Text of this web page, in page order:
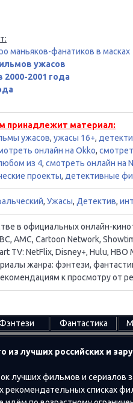
маньяков-фанатиков в масках
ужасов
2001 года
принадлежит материал:
ужасов, ужасы 16+,
онлайн на Okko,
из 4, смотреть онлайн на
проекты, детективные
, Ужасы, Детектив,
в официальных онлайн-
AMC, Cartoon Network,
TV: NetFlix, Disney+, Hulu,
жанра: фэнтези,
к просмотру от
Фантастика
из лучших российских и
лучших фильмов и сериалов
рекомендательных списках